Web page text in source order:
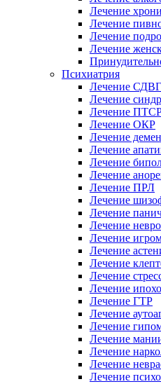
Лечение
Лечение
Лечение
Лечение
Психиатрия
Лечение СДВГ
Лечение
Лечение
Лечение ОКР
Лечение
Лечение
Лечение
Лечение
Лечение ПРЛ
Лечение
Лечение
Лечение
Лечение
Лечение
Лечение
Лечение
Лечение
Лечение ГТР
Лечение
Лечение
Лечение
Лечение
Лечение
Лечение